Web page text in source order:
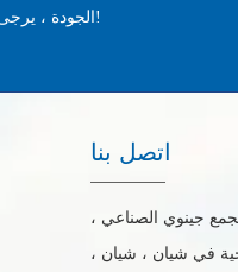
الجودة ، يرجى الاتصال بنا على الفور!
اتصل بنا
جينوي الصناعي ،
في شيان ، شيان ،